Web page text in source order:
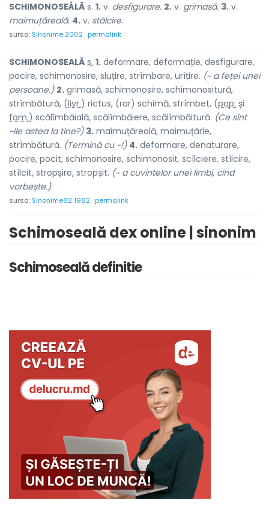
SCHIMONOSEÁLĂ s. 1. v. desfigurare. 2. v. grimasă. 3. v.
maimuțăreală. 4. v. stâlcire.
sursa: Sinonime 2002 permalink
SCHIMONOSEALĂ s. 1. deformare, deformație, desfigurare,
pocire, schimonosire, sluțire, strîmbare, urîțire. (~ a feței unei
persoane.) 2. grimasă, schimonosire, schimonositură,
strîmbătură, (livr.) rictus, (rar) schimă, strîmbet, (pop. și
fam.) scălîmbăială, scălîmbăiere, scălîmbăitură. (Ce sînt
~ile astea la tine?) 3. maimuțăreală, maimuțărle,
strîmbătură. (Termină cu ~!) 4. deformare, denaturare,
pocire, pocit, schimonosire, schimonosit, scîlciere, stîlcire,
stîlcit, stropșire, stropșit. (~ a cuvintelor unei limbi, cînd
vorbește.)
sursa: Sinonime82 1982 permalink
Schimoseală dex online | sinonim
Schimoseală definitie